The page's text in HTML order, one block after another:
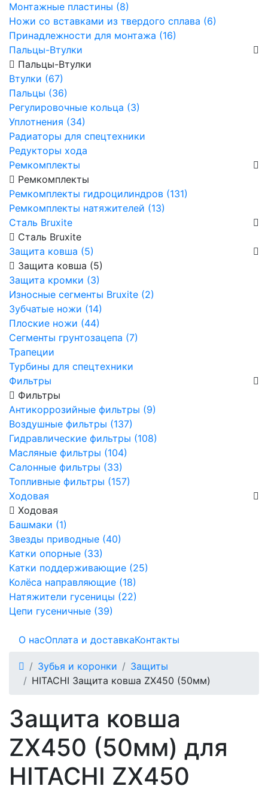
Монтажные пластины (8)
Ножи со вставками из твердого сплава (6)
Принадлежности для монтажа (16)
Пальцы-Втулки
Пальцы-Втулки
Втулки (67)
Пальцы (36)
Регулировочные кольца (3)
Уплотнения (34)
Радиаторы для спецтехники
Редукторы хода
Ремкомплекты
Ремкомплекты
Ремкомплекты гидроцилиндров (131)
Ремкомплекты натяжителей (13)
Сталь Bruxite
Сталь Bruxite
Защита ковша (5)
Защита ковша (5)
Защита кромки (3)
Износные сегменты Bruxite (2)
Зубчатые ножи (14)
Плоские ножи (44)
Сегменты грунтозацепа (7)
Трапеции
Турбины для спецтехники
Фильтры
Фильтры
Антикоррозийные фильтры (9)
Воздушные фильтры (137)
Гидравлические фильтры (108)
Масляные фильтры (104)
Салонные фильтры (33)
Топливные фильтры (157)
Ходовая
Ходовая
Башмаки (1)
Звезды приводные (40)
Катки опорные (33)
Катки поддерживающие (25)
Колёса направляющие (18)
Натяжители гусеницы (22)
Цепи гусеничные (39)
О насОплата и доставкаКонтакты
Зубья и коронки
Защиты
HITACHI Защита ковша ZX450 (50мм)
Защита ковша
ZX450 (50мм) для
HITACHI ZX450